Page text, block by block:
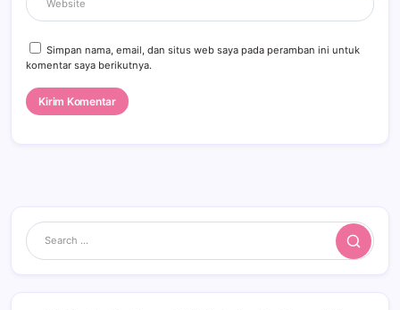
Simpan nama, email, dan situs web saya pada peramban ini untuk
komentar saya berikutnya.
Search